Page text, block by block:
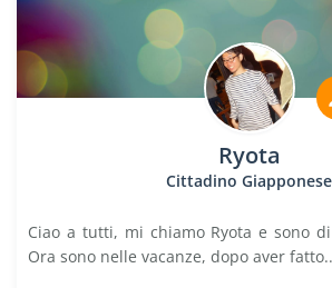
Ryota
Cittadino Giapponese
Ciao a tutti, mi chiamo Ryota e sono
Ora sono nelle vacanze, dopo aver